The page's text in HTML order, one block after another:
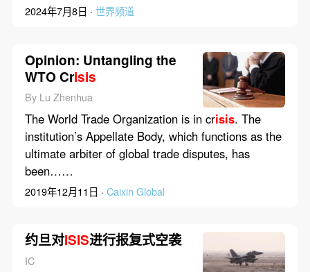
2024年7月8日 · 世界频道
Opinion: Untangling the
WTO Crisis
By Lu Zhenhua
The World Trade Organization is in crisis. The
institution’s Appellate Body, which functions as the
ultimate arbiter of global trade disputes, has
been……
2019年12月11日 · Caixin Global
约旦对ISIS进行报复式空袭
IC